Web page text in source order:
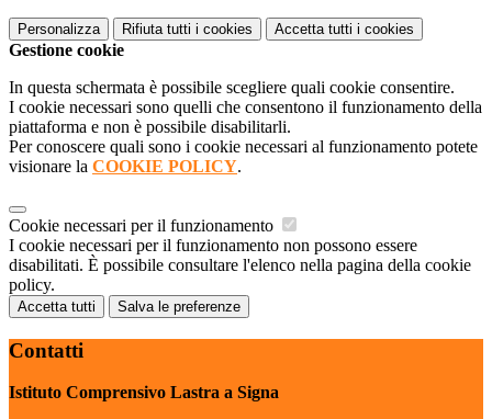
Personalizza Rifiuta tutti i cookies Accetta tutti i cookies
Gestione cookie
In questa schermata è possibile scegliere quali cookie consentire.
I cookie necessari sono quelli che consentono il funzionamento della
piattaforma e non è possibile disabilitarli.
Per conoscere quali sono i cookie necessari al funzionamento potete
visionare la COOKIE POLICY.
Cookie necessari per il funzionamento
I cookie necessari per il funzionamento non possono essere
disabilitati. È possibile consultare l'elenco nella pagina della cookie
policy.
Accetta tutti Salva le preferenze
Contatti
Istituto Comprensivo Lastra a Signa